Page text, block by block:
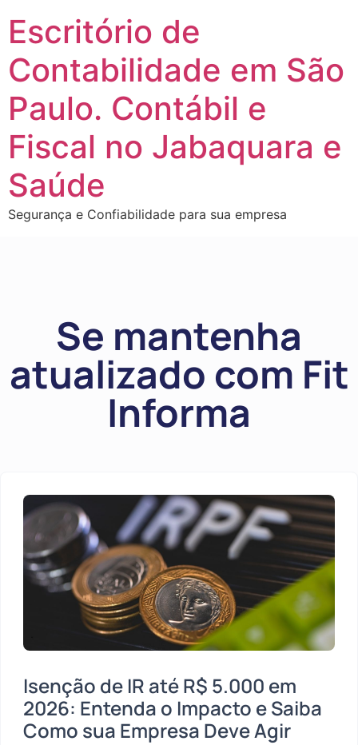
Escritório de
Contabilidade em São
Paulo. Contábil e
Fiscal no Jabaquara e
Saúde
Segurança e Confiabilidade para sua empresa
Se mantenha
atualizado com Fit
Informa
Isenção de IR até R$ 5.000 em
2026: Entenda o Impacto e Saiba
Como sua Empresa Deve Agir